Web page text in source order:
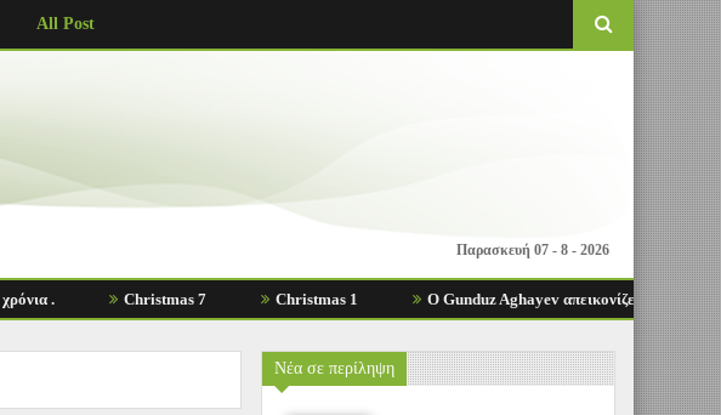
All Post
Παρασκευή 07 - 8 - 2026
Christmas 7 Christmas 1 Ο Gunduz Aghayev απεικονίζει τα προβλήματα της
Νέα σε περίληψη